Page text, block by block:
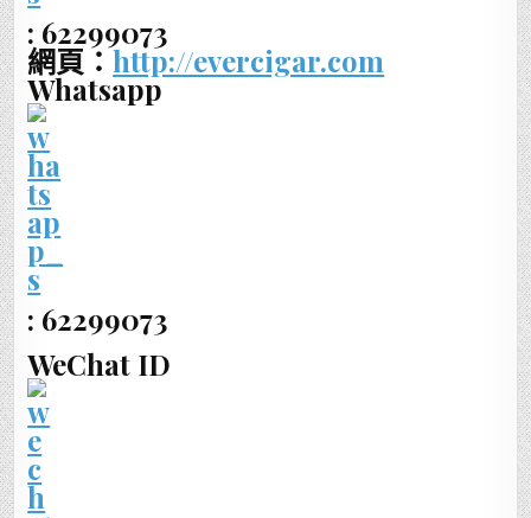
: 62299073
網頁：http://evercigar.com
Whatsapp
: 62299073
WeChat ID